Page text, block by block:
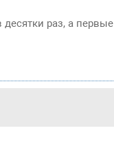
десятки раз, а первые